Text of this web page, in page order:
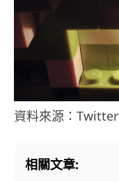
資料來源：Twitter
相關文章: